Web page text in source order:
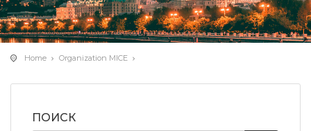
Home Organization MICE
ПОИСК